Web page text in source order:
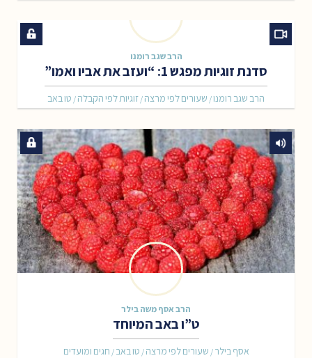
הרב שגב רומנו
סדנת זוגיות מפגש 1: “ועזב את אביו ואמו”
טו באב / זוגיות לפי הקבלה / שעורים לפי מרצה /הרב שגב רומנו
הרב אסף משה בילר
ט”ו באב המיוחד
חגים ומועדים / טו באב / שעורים לפי מרצה / אסף בילר